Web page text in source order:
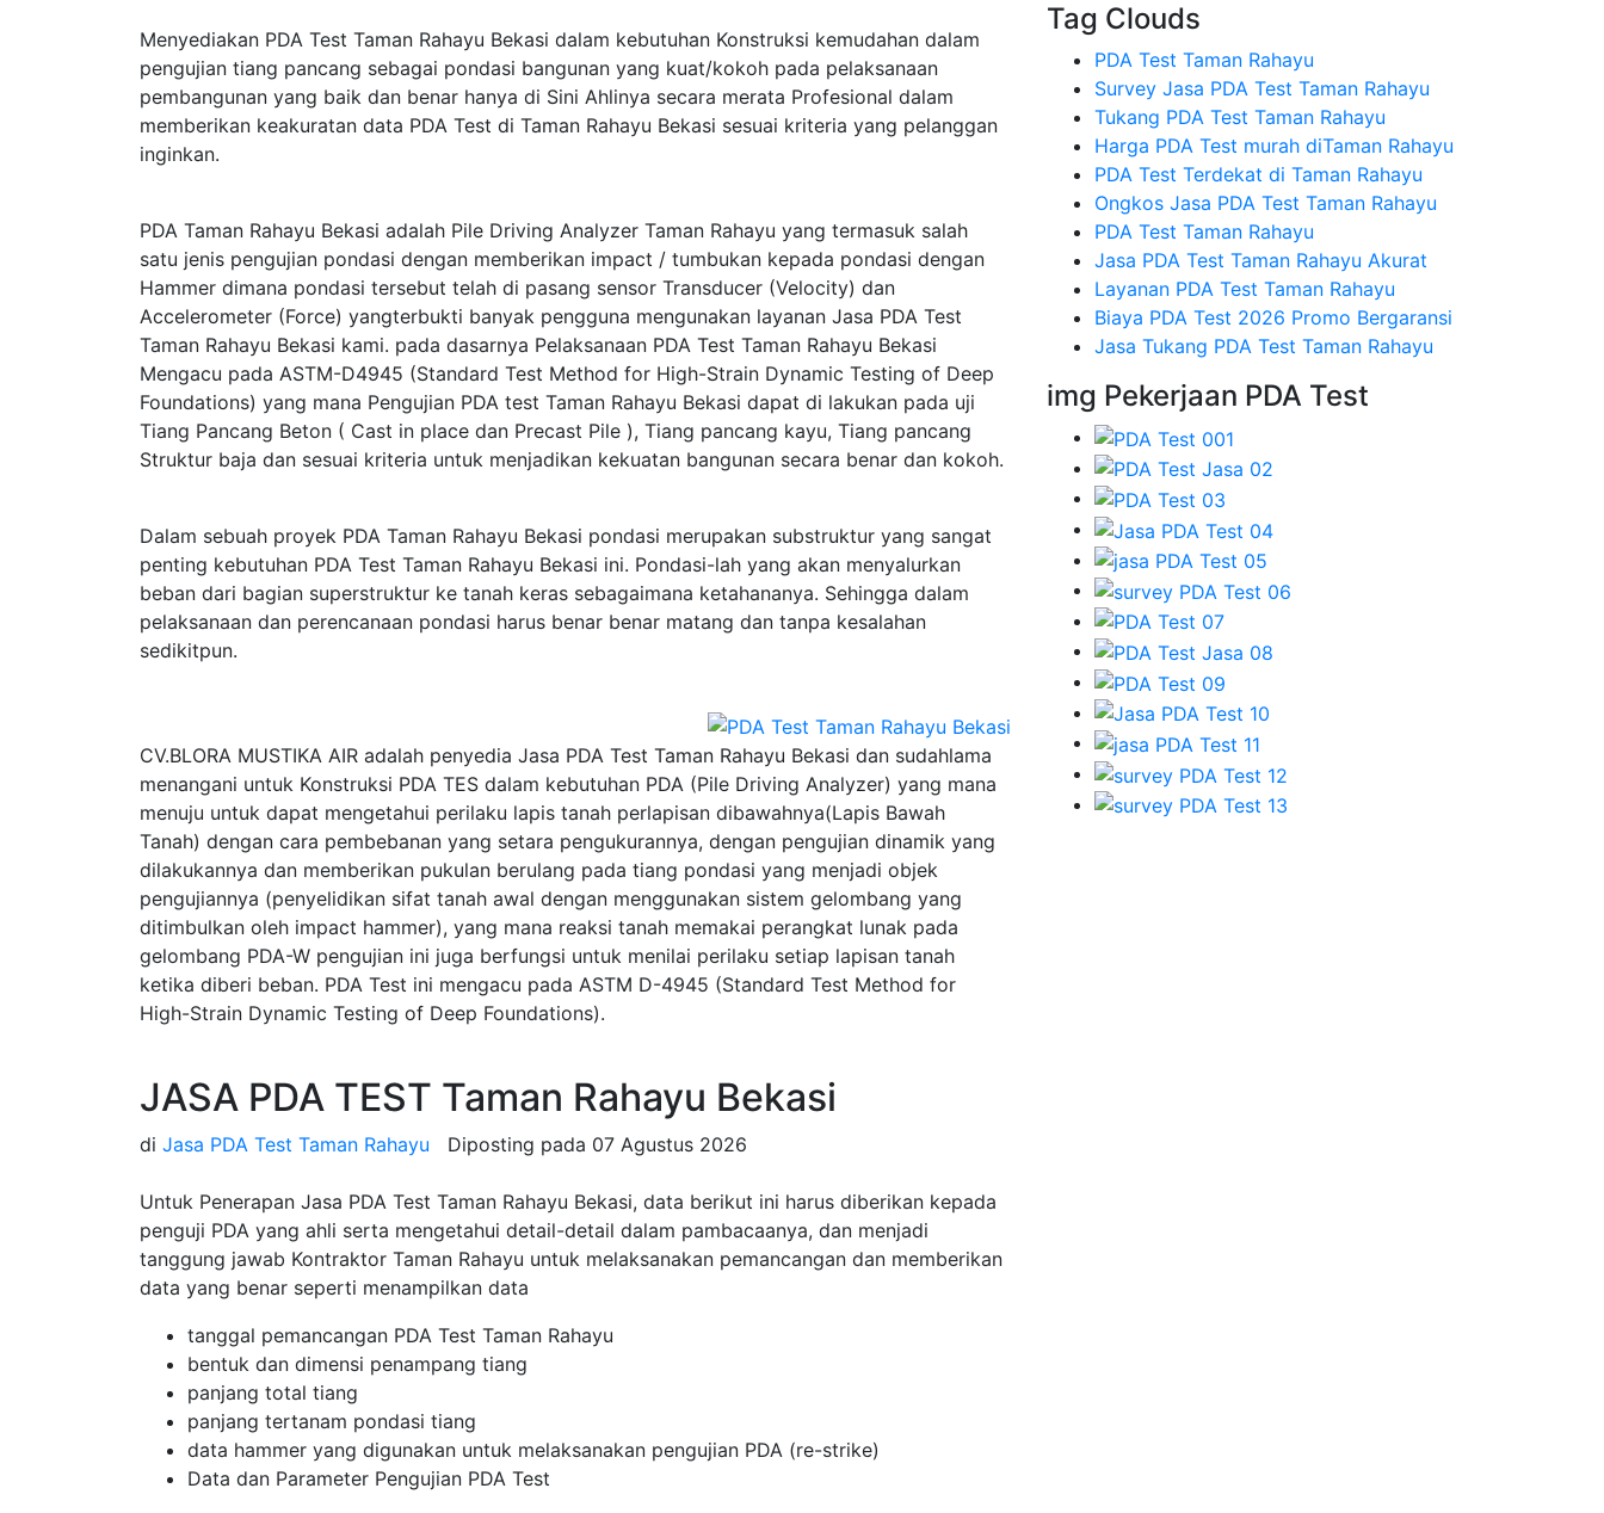
Menyediakan PDA Test Taman Rahayu Bekasi dalam kebutuhan Konstruksi kemudahan dalam
pengujian tiang pancang sebagai pondasi bangunan yang kuat/kokoh pada pelaksanaan
pembangunan yang baik dan benar hanya di Sini Ahlinya secara merata Profesional dalam
memberikan keakuratan data PDA Test di Taman Rahayu Bekasi sesuai kriteria yang pelanggan
inginkan.
PDA Taman Rahayu Bekasi adalah Pile Driving Analyzer Taman Rahayu yang termasuk salah
satu jenis pengujian pondasi dengan memberikan impact / tumbukan kepada pondasi dengan
Hammer dimana pondasi tersebut telah di pasang sensor Transducer (Velocity) dan
Accelerometer (Force) yangterbukti banyak pengguna mengunakan layanan Jasa PDA Test
Taman Rahayu Bekasi kami. pada dasarnya Pelaksanaan PDA Test Taman Rahayu Bekasi
Mengacu pada ASTM-D4945 (Standard Test Method for High-Strain Dynamic Testing of Deep
Foundations) yang mana Pengujian PDA test Taman Rahayu Bekasi dapat di lakukan pada uji
Tiang Pancang Beton ( Cast in place dan Precast Pile ), Tiang pancang kayu, Tiang pancang
Struktur baja dan sesuai kriteria untuk menjadikan kekuatan bangunan secara benar dan kokoh.
Dalam sebuah proyek PDA Taman Rahayu Bekasi pondasi merupakan substruktur yang sangat
penting kebutuhan PDA Test Taman Rahayu Bekasi ini. Pondasi-lah yang akan menyalurkan
beban dari bagian superstruktur ke tanah keras sebagaimana ketahananya. Sehingga dalam
pelaksanaan dan perencanaan pondasi harus benar benar matang dan tanpa kesalahan
sedikitpun.
CV.BLORA MUSTIKA AIR adalah penyedia Jasa PDA Test Taman Rahayu Bekasi dan sudahlama
menangani untuk Konstruksi PDA TES dalam kebutuhan PDA (Pile Driving Analyzer) yang mana
menuju untuk dapat mengetahui perilaku lapis tanah perlapisan dibawahnya(Lapis Bawah
Tanah) dengan cara pembebanan yang setara pengukurannya, dengan pengujian dinamik yang
dilakukannya dan memberikan pukulan berulang pada tiang pondasi yang menjadi objek
pengujiannya (penyelidikan sifat tanah awal dengan menggunakan sistem gelombang yang
ditimbulkan oleh impact hammer), yang mana reaksi tanah memakai perangkat lunak pada
gelombang PDA-W pengujian ini juga berfungsi untuk menilai perilaku setiap lapisan tanah
ketika diberi beban. PDA Test ini mengacu pada ASTM D-4945 (Standard Test Method for
High-Strain Dynamic Testing of Deep Foundations).
JASA PDA TEST Taman Rahayu Bekasi
di Jasa PDA Test Taman Rahayu Diposting pada 07 Agustus 2026
Untuk Penerapan Jasa PDA Test Taman Rahayu Bekasi, data berikut ini harus diberikan kepada
penguji PDA yang ahli serta mengetahui detail-detail dalam pambacaanya, dan menjadi
tanggung jawab Kontraktor Taman Rahayu untuk melaksanakan pemancangan dan memberikan
data yang benar seperti menampilkan data
tanggal pemancangan PDA Test Taman Rahayu
bentuk dan dimensi penampang tiang
panjang total tiang
panjang tertanam pondasi tiang
data hammer yang digunakan untuk melaksanakan pengujian PDA (re-strike)
Data dan Parameter Pengujian PDA Test
Tag Clouds
PDA Test Taman Rahayu
Survey Jasa PDA Test Taman Rahayu
Tukang PDA Test Taman Rahayu
Harga PDA Test murah diTaman Rahayu
PDA Test Terdekat di Taman Rahayu
Ongkos Jasa PDA Test Taman Rahayu
PDA Test Taman Rahayu
Jasa PDA Test Taman Rahayu Akurat
Layanan PDA Test Taman Rahayu
Biaya PDA Test 2026 Promo Bergaransi
Jasa Tukang PDA Test Taman Rahayu
img Pekerjaan PDA Test